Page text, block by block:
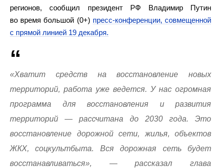
регионов, сообщил президент РФ Владимир Путин
во время большой (0+) пресс-конференции, совмещенной
с прямой линией 19 декабря.
«Хватит средств на восстановление новых
территорий, работа уже ведется. У нас огромная
программа для восстановления и развития
территорий — рассчитана до 2030 года. Это
восстановление дорожной сети, жилья, объектов
ЖКХ, соцкультбыта. Вся дорожная сеть будет
восстанавливаться», — рассказал глава